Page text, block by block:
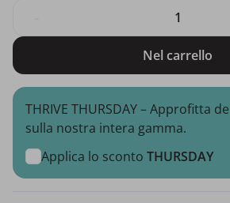
Nel carrello
THRIVE THURSDAY – Approfitta
sulla nostra intera gamma.
Applica lo sconto THURSDAY